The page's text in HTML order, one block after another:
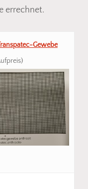
errechnet.
Gewebe